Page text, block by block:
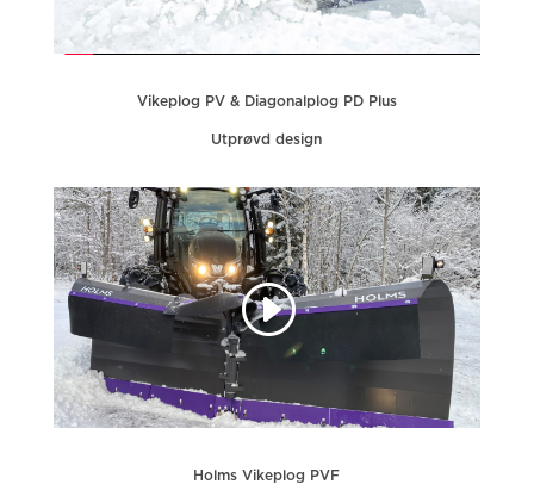
Vikeplog PV & Diagonalplog PD Plus
Utprøvd design
Holms Vikeplog PVF